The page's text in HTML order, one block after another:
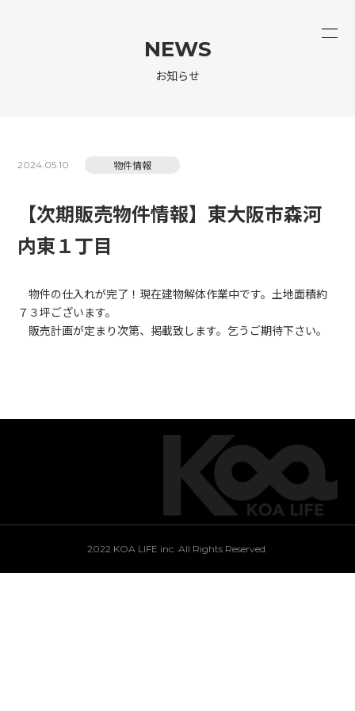
NEWS
お知らせ
2024.05.10 物件情報
【次期販売物件情報】東大阪市森河
内東１丁目
物件の仕入れが完了！現在建物解体作業中です。土地面積約
７３坪ございます。
販売計画が定まり次第、掲載致します。乞うご期待下さい。
2022 KOA LIFE inc. All Rights Reserved.